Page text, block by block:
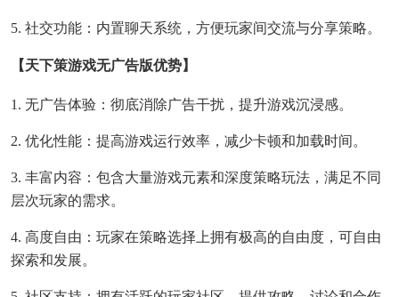
5. 社交功能：内置聊天系统，方便玩家间交流与分享策略。
【天下策游戏无广告版优势】
1. 无广告体验：彻底消除广告干扰，提升游戏沉浸感。
2. 优化性能：提高游戏运行效率，减少卡顿和加载时间。
3. 丰富内容：包含大量游戏元素和深度策略玩法，满足不同
层次玩家的需求。
4. 高度自由：玩家在策略选择上拥有极高的自由度，可自由
探索和发展。